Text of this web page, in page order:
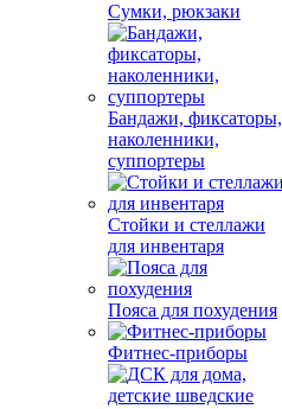
Сумки, рюкзаки
Бандажи, фиксаторы,
наколенники,
суппортеры
Стойки и стеллажи
для инвентаря
Пояса для похудения
Фитнес-приборы